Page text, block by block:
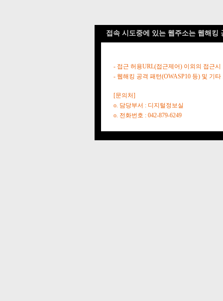
접속 시도중에 있는 웹주소는 웹해킹
- 접근 허용URL(접근제어) 이외의 접근시
- 웹해킹 공격 패턴(OWASP10 등) 및 기
[문의처]
o. 담당부서 : 디지털정보실
o. 전화번호 : 042-879-6249